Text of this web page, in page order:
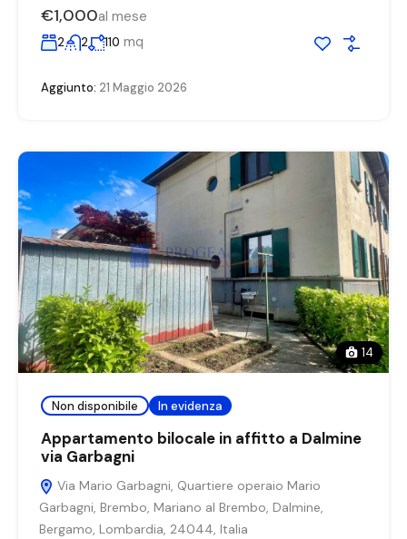
€1,000al mese
2 2 110 mq
Aggiunto: 21 Maggio 2026
14
Non disponibile In evidenza
Appartamento bilocale in affitto a Dalmine
via Garbagni
Via Mario Garbagni, Quartiere operaio Mario
Garbagni, Brembo, Mariano al Brembo, Dalmine,
Bergamo, Lombardia, 24044, Italia